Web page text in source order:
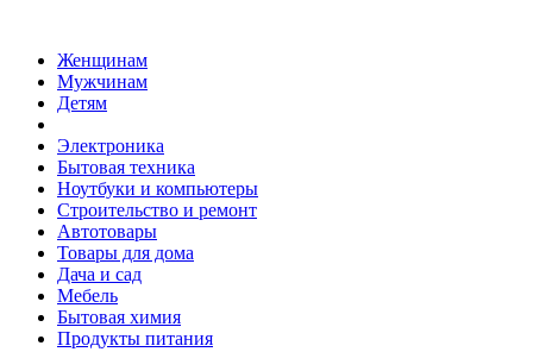
Женщинам
Мужчинам
Детям
Электроника
Бытовая техника
Ноутбуки и компьютеры
Строительство и ремонт
Автотовары
Товары для дома
Дача и сад
Мебель
Бытовая химия
Продукты питания